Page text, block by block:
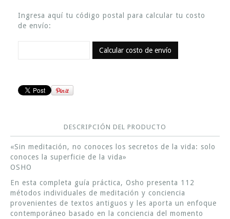
Ingresa aquí tu código postal para calcular tu costo
de envío:
Calcular costo de envío
DESCRIPCIÓN DEL PRODUCTO
«Sin meditación, no conoces los secretos de la vida: solo
conoces la superficie de la vida»
OSHO
En esta completa guía práctica, Osho presenta 112
métodos individuales de meditación y conciencia
provenientes de textos antiguos y les aporta un enfoque
contemporáneo basado en la conciencia del momento